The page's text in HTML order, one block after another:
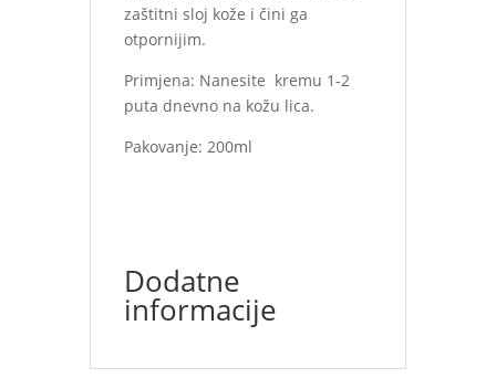
zaštitni sloj kože i čini ga
otpornijim.
Primjena: Nanesite kremu 1-2
puta dnevno na kožu lica.
Pakovanje: 200ml
Dodatne
informacije